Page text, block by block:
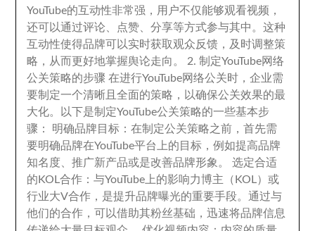
YouTube的互动性非常强 ， 用户不仅能够观看视频 ，
还可以通过评论
点赞 、分享等方式参与其中 。这种
互动性使得品牌可以实时获取观众反馈 ， 及时调整策
略 ， 从而更好地掌握舆论走向 。 2.制定YouTube网络
公关策略的步骤 在进行YouTube网络公关时 ，企业需
要制定一个清晰且全面的策略 ，
以确保公关效果的最
大化。
以下是制定YouTube公关策略的一些基本步
骤 ： 明确品牌目标 ：在制定公关策略之前 ，首先需
要明确品牌在YouTube平台上的目标 ，例如提高品牌
知名度 、推广新产品或是改善品牌形象 。选定合适
的KOL合作 ：与YouTube上的影响力博主（KOL）或
行业大V合作 ， 是提升品牌曝光的重要手段。通过与
他们的合作 ， 可以借助其粉丝基础 ，迅速将品牌信息